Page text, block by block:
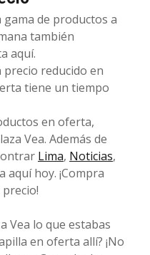
gama de productos a
también
aquí.
reducido en
tiene un tiempo
en oferta,
Vea. Además de
Lima, Noticias,
aquí hoy. ¡Compra
Vea lo que estabas
en oferta allí? ¡No